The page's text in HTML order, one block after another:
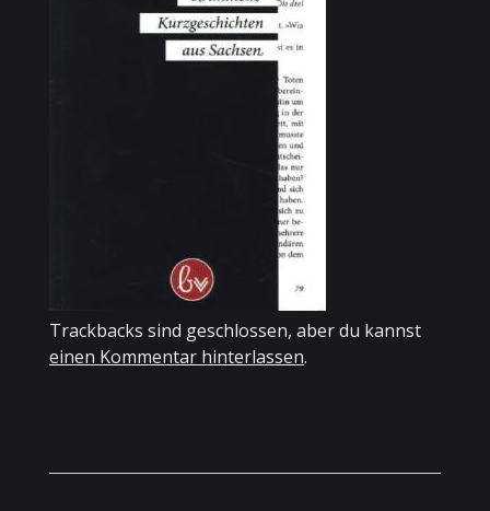
Trackbacks sind geschlossen, aber du kannst
einen Kommentar hinterlassen.